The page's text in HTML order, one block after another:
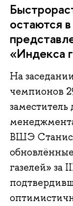
остаются
«Индекса
На
чемпионов
ВШЭ
газелей» за